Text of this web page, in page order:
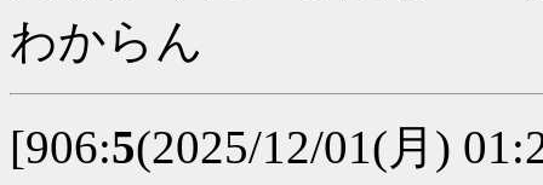
わからん
[906:5(2025/12/01(月)